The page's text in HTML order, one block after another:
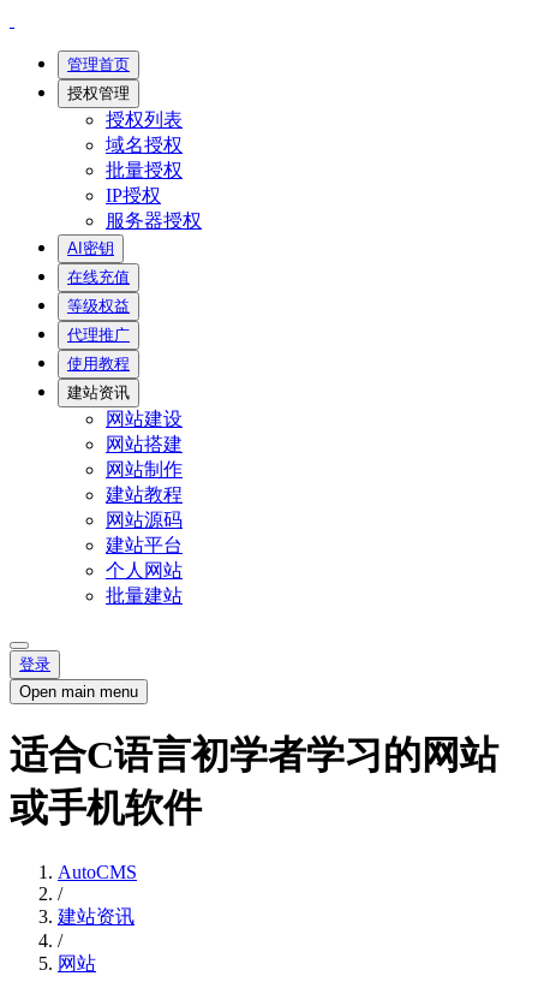
管理首页
授权管理
授权列表
域名授权
批量授权
IP授权
服务器授权
AI密钥
在线充值
等级权益
代理推广
使用教程
建站资讯
网站建设
网站搭建
网站制作
建站教程
网站源码
建站平台
个人网站
批量建站
登录
Open main menu
适合C语言初学者学习的网站
或手机软件
AutoCMS
/
建站资讯
/
网站